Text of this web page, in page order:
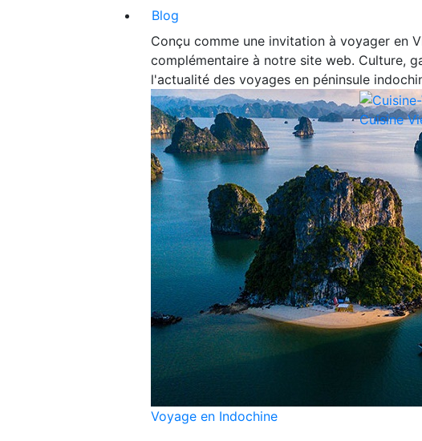
Blog
Conçu comme une invitation à voyager en
complémentaire à notre site web. Culture,
l'actualité des voyages en péninsule
Voyage en Indochine
Cuisine